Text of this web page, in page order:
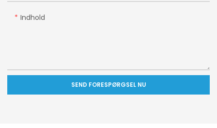
Indhold
SEND FORESPØRGSEL NU